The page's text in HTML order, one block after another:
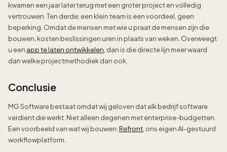
kwamen een jaar later terug met een groter project en volledig
vertrouwen. Ten derde: een klein team is een voordeel, geen
beperking. Omdat de mensen met wie u praat de mensen zijn die
bouwen, kosten beslissingen uren in plaats van weken. Overweegt
u een app te laten ontwikkelen , dan is die directe lijn meer waard
dan welke projectmethodiek dan ook.
Conclusie
MG Software bestaat omdat wij geloven dat elk bedrijf software
verdient die werkt. Niet alleen degenen met enterprise-budgetten.
Een voorbeeld van wat wij bouwen:Refront , ons eigen AI-gestuurd
workflowplatform.